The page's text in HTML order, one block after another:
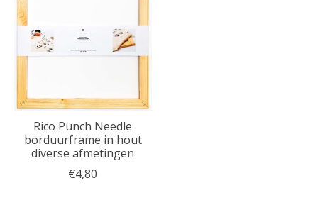
Rico Punch Needle
borduurframe in hout
diverse afmetingen
€4,80